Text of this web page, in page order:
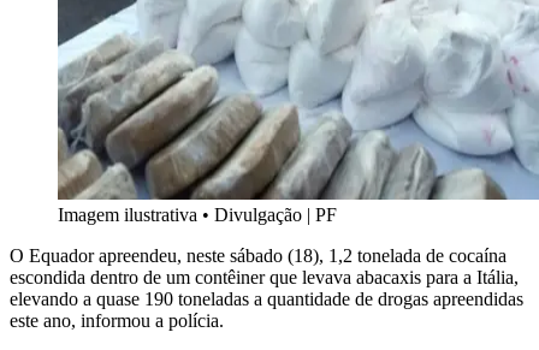
Imagem ilustrativa • Divulgação | PF
O Equador apreendeu, neste sábado (18), 1,2 tonelada de cocaína
escondida dentro de um contêiner que levava abacaxis para a Itália,
elevando a quase 190 toneladas a quantidade de drogas apreendidas
este ano, informou a polícia.